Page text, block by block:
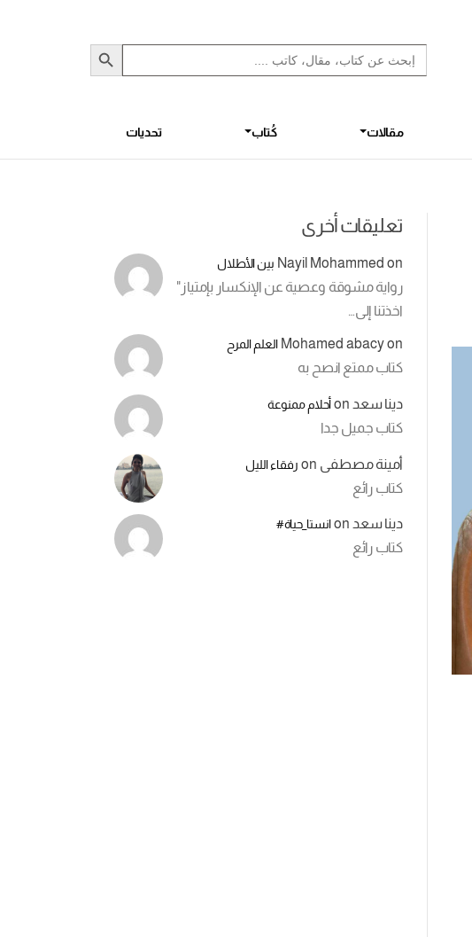
Search
for:
Search Button
مقالات كُتاب تحديات
تعليقات أخرى
Nayil Mohammed on بين الأطلال
رواية مشوقة وعصية عن الإنكسار بإمتياز"
اخذتنا إلى…
Mohamed abacyon العلم المرح
كتاب ممتع انصح به
دينا سعد onأحلام ممنوعة
كتاب جميل جدا
أمينة مصطفى on رفقاء الليل
كتاب رائع
دينا سعد onانستا_حياة#
كتاب رائع